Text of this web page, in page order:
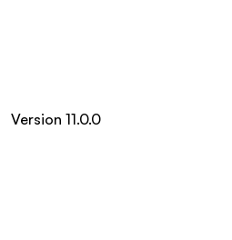
Version 11.0.0